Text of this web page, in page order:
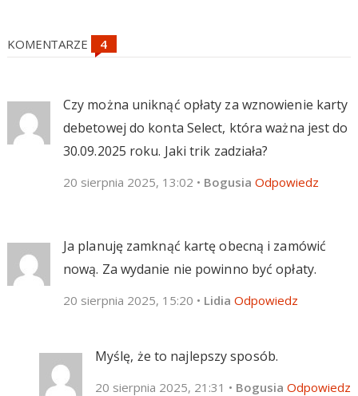
KOMENTARZE
Czy można uniknąć opłaty za wznowienie karty
debetowej do konta Select, która ważna jest do
30.09.2025 roku. Jaki trik zadziała?
20 sierpnia 2025, 13:02 • Bogusia Odpowiedz
Ja planuję zamknąć kartę obecną i zamówić
nową. Za wydanie nie powinno być opłaty.
20 sierpnia 2025, 15:20 • Lidia Odpowiedz
Myślę, że to najlepszy sposób.
20 sierpnia 2025, 21:31 • Bogusia Odpowiedz